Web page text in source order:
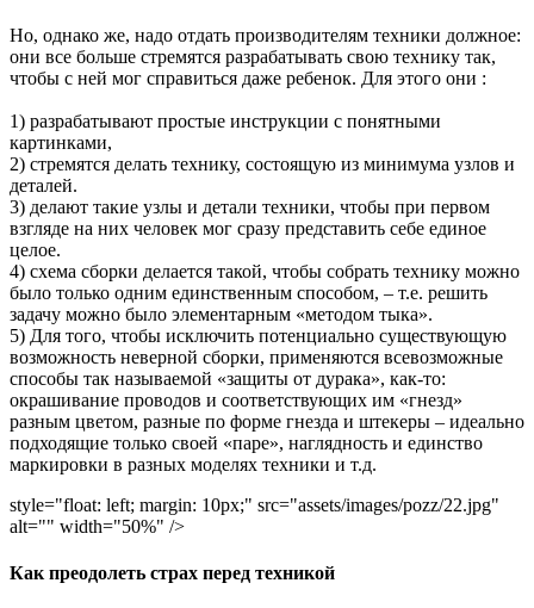
Но, однако же, надо отдать производителям техники должное:
они все больше стремятся разрабатывать свою технику так,
чтобы с ней мог справиться даже ребенок. Для этого они :
1) разрабатывают простые инструкции с понятными
картинками,
2) стремятся делать технику, состоящую из минимума узлов и
деталей.
3) делают такие узлы и детали техники, чтобы при первом
взгляде на них человек мог сразу представить себе единое
целое.
4) схема сборки делается такой, чтобы собрать технику можно
было только одним единственным способом, – т.е. решить
задачу можно было элементарным «методом тыка».
5) Для того, чтобы исключить потенциально существующую
возможность неверной сборки, применяются всевозможные
способы так называемой «защиты от дурака», как-то:
окрашивание проводов и соответствующих им «гнезд»
разным цветом, разные по форме гнезда и штекеры – идеально
подходящие только своей «паре», наглядность и единство
маркировки в разных моделях техники и т.д.
style="float: left; margin: 10px;" src="assets/images/pozz/22.jpg"
alt="" width="50%" />
Как преодолеть страх перед техникой